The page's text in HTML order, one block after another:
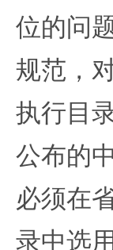
位的问
规范，
执行目
公布的
必须在
录中选